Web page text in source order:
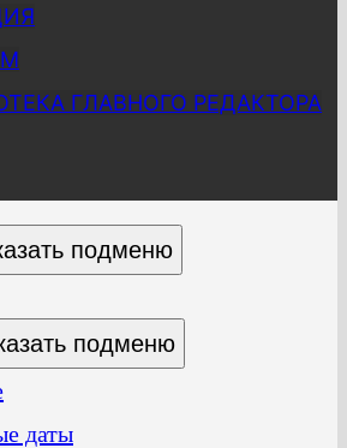
ГЛАВНОГО РЕДАКТОРА
подменю
подменю
даты